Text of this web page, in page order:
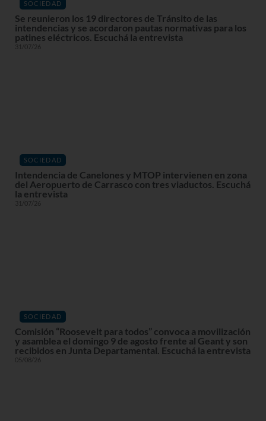
SOCIEDAD
Se reunieron los 19 directores de Tránsito de las
intendencias y se acordaron pautas normativas para los
patines eléctricos. Escuchá la entrevista
31/07/26
SOCIEDAD
Intendencia de Canelones y MTOP intervienen en zona
del Aeropuerto de Carrasco con tres viaductos. Escuchá
la entrevista
31/07/26
SOCIEDAD
Comisión “Roosevelt para todos” convoca a movilización
y asamblea el domingo 9 de agosto frente al Geant y son
recibidos en Junta Departamental. Escuchá la entrevista
05/08/26